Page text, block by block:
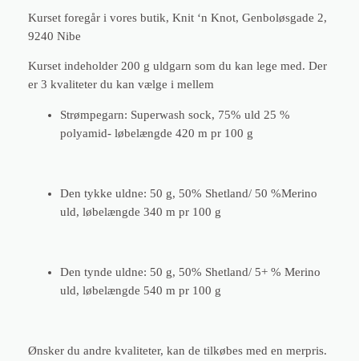
0
-
6
.
Kurset foregår i vores butik, Knit ‘n Knot, Genboløsgade 2,
9240 Nibe
Kurset indeholder 200 g uldgarn som du kan lege med. Der
er 3 kvaliteter du kan vælge i mellem
Strømpegarn: Superwash sock, 75% uld 25 %
polyamid- løbelængde 420 m pr 100 g
Den tykke uldne: 50 g, 50% Shetland/ 50 %Merino
uld, løbelængde 340 m pr 100 g
Den tynde uldne: 50 g, 50% Shetland/ 5+ % Merino
uld, løbelængde 540 m pr 100 g
Ønsker du andre kvaliteter, kan de tilkøbes med en merpris.